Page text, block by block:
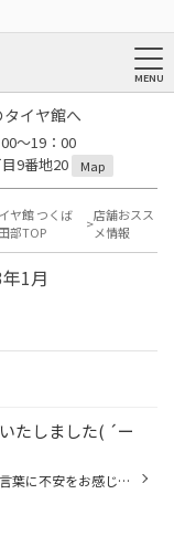
イヤ館へ
～19：00
9番地20
Map
ヤ館 つくば
部TOP
店舗おスス
メ情報
1月
たしました( ´ー
耳の不自由な方、話し言葉に不安をお感じのお客様との コミュニケーションをより善くするため、 カウンター（ご相談コーナー）に、筆談ボードを設置いたしました。 どうぞ、お気軽にご利用ください♪(*’-^)-☆